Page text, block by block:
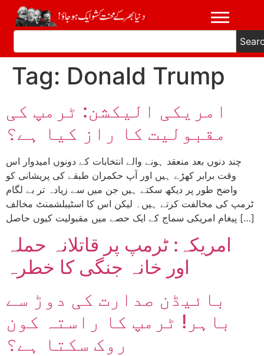
Tag: Donald Trump
امریکی الیکشن: ٹرمپ کی
مقبولیت کا راز کیا ہے؟
چند دنوں بعد منعقد ہونے والے انتخابات کے دونوں امیدوار اس
وقت برابر کھڑے ہیں اور آپ حکمران طبقے کی پریشانی کو
واضح طور پر دیکھ سکتے ہیں جن میں سے زیادہ تر بے لگام
ٹرمپ کی مخالفت کرتے ہیں۔ لیکن اس کا اسٹیبلشمنٹ مخالف
پیغام امریکی سماج کے ایک حصے میں مقبولیت کیوں حاصل […]
امریکہ: ٹرمپ پر قاتلانہ حملہ
اور خانہ جنگی کا خطرہ
بائیڈن صدارت کی دوڑ سے
باہر! ٹرمپ کا راستہ کون
روک سکتا ہے؟